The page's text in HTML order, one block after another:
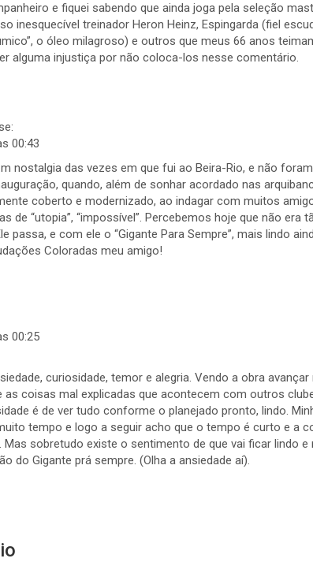
e fiquei sabendo que ainda joga pela seleção
inesquecível treinador Heron Heinz, Espingarda (fiel
o óleo milagroso) e outros que meus 66 anos
alguma injustiça por não coloca-los nesse comentário.
00:43
nostalgia das vezes em que fui ao Beira-Rio, e não
quando, além de sonhar acordado nas
coberto e modernizado, ao indagar com muitos
de “utopia”, “impossível”. Percebemos hoje que não era
passa, e com ele o “Gigante Para Sempre”, mais lindo
Coloradas meu amigo!
00:25
curiosidade, temor e alegria. Vendo a obra
as coisas mal explicadas que acontecem com outros
é de ver tudo conforme o planejado pronto, lindo.
tempo e logo a seguir acho que o tempo é curto e a
sobretudo existe o sentimento de que vai ficar lindo e
do Gigante prá sempre. (Olha a ansiedade aí).